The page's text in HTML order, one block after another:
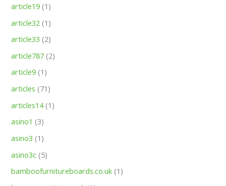
article19 (1)
article32 (1)
article33 (2)
article787 (2)
article9 (1)
articles (71)
articles14(1)
asino1 (3)
asino3 (1)
asino3c (5)
bamboofurnitureboards.co.uk (1)